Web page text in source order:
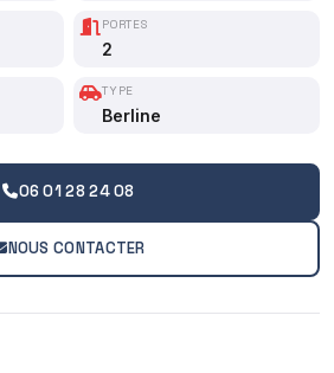
PORTES
2
TYPE
Berline
06 01 28 24 08
NOUS CONTACTER